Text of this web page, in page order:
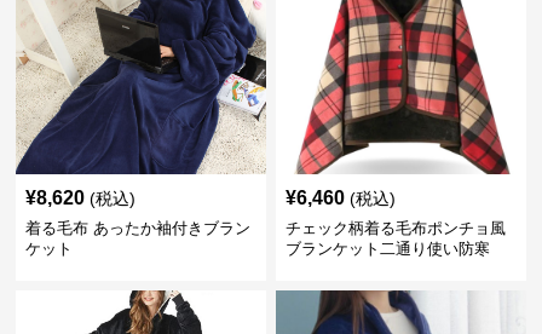
¥8,620 (税込)
着る毛布 あったか袖付きブラン
ケット
¥6,460 (税込)
チェック柄着る毛布ポンチョ風
ブランケット二通り使い防寒